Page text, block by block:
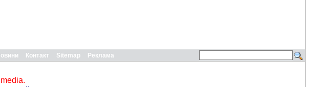
Контакт Sitemap Реклама